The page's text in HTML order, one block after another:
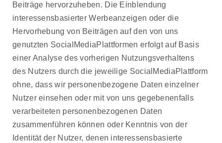
Beiträge hervorzuheben. Die Einblendung
interessensbasierter Werbeanzeigen oder die
Hervorhebung von Beiträgen auf den von uns
genutzten SocialMediaPlattformen erfolgt auf Basis
einer Analyse des vorherigen Nutzungsverhaltens
des Nutzers durch die jeweilige SocialMediaPlattform
ohne, dass wir personenbezogene Daten einzelner
Nutzer einsehen oder mit von uns gegebenenfalls
verarbeiteten personenbezogenen Daten
zusammenführen können oder Kenntnis von der
Identität der Nutzer, denen interessensbasierte